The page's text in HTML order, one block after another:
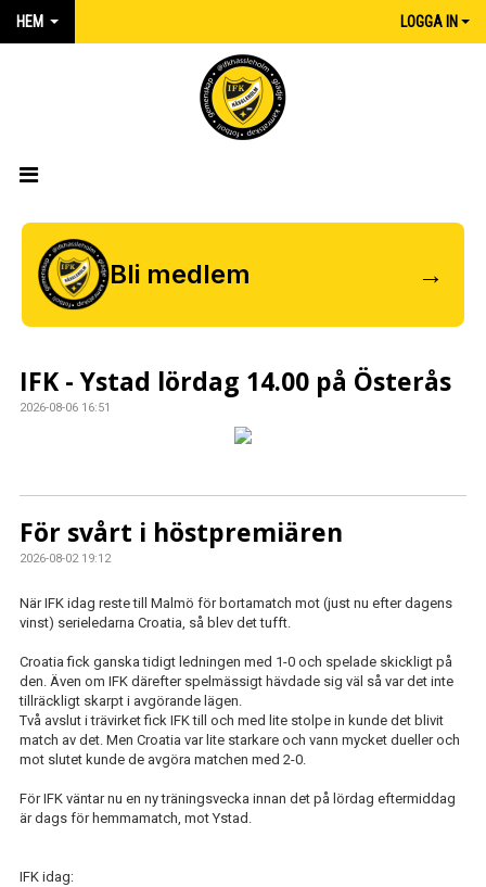
HEM LOGGA IN
NYHETER
MATCHER
IFK:AREN
IFK GER TILLBAKA
50/50 LOTTERIET
Bli medlem →
IFK - Ystad lördag 14.00 på Österås
2026-08-06 16:51
För svårt i höstpremiären
2026-08-02 19:12
När IFK idag reste till Malmö för bortamatch mot (just nu efter dagens
vinst) serieledarna Croatia, så blev det tufft.
Croatia fick ganska tidigt ledningen med 1-0 och spelade skickligt på
den. Även om IFK därefter spelmässigt hävdade sig väl så var det inte
tillräckligt skarpt i avgörande lägen.
Två avslut i trävirket fick IFK till och med lite stolpe in kunde det blivit
match av det. Men Croatia var lite starkare och vann mycket dueller och
mot slutet kunde de avgöra matchen med 2-0.
För IFK väntar nu en ny träningsvecka innan det på lördag eftermiddag
är dags för hemmamatch, mot Ystad.
IFK idag: